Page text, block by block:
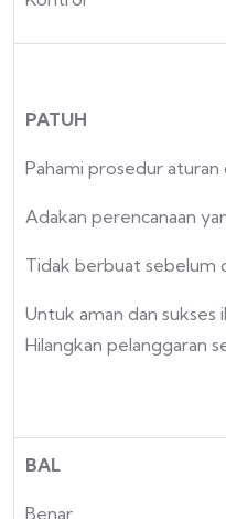
PATUH
Pahami prosedur aturan
Adakan perencanaan
Tidak berbuat sebelum
Untuk aman dan
Hilangkan pelanggaran
BAL
Benar